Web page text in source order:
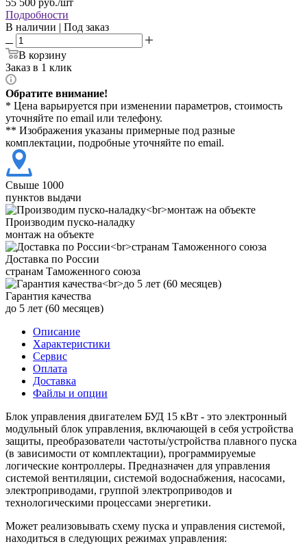
Подробности
В наличии | Под заказ
В корзину
Заказ в 1 клик
Обратите внимание!
* Цена варьируется при изменении параметров, стоимость
уточняйте по email или телефону.
** Изображения указаны примерные под разные
комплектации, подробные уточняйте по email.
Свыше 1000
пунктов выдачи
Производим пуско-наладку
монтаж на объекте
Доставка по России
странам Таможенного союза
Гарантия качества
до 5 лет (60 месяцев)
Описание
Характеристики
Сервис
Оплата
Доставка
Файлы и опции
Блок управления двигателем БУД 15 кВт - это электронный
модульный блок управления, включающей в себя устройства
защиты, преобразователи частоты/устройства плавного пуска
(в зависимости от комплектации), программируемые
логические контроллеры. Предназначен для управления
системой вентиляции, системой водоснабжения, насосами,
электроприводами, группой электроприводов и
технологическими процессами энергетики.
Может реализовывать схему пуска и управления системой,
находиться в следующих режимах управления: